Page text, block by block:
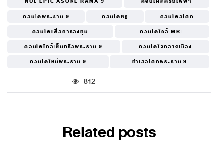
คอนโดพระราม 9
คอนโดหรู
คอนโดอโศก
คอนโดเพื่อการลงทุน
คอนโดใกล้ MRT
คอนโดใกล้เซ็นทรัลพระราม 9
คอนโดใจกลางเมือง
คอนโดใหม่พระราม 9
ทำเลอโศกพระราม 9
812
Related posts